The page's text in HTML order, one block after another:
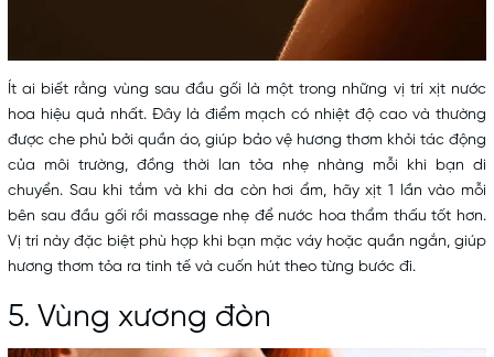
Ít ai biết rằng vùng sau đầu gối là một trong những vị trí xịt nước
hoa hiệu quả nhất. Đây là điểm mạch có nhiệt độ cao và thường
được che phủ bởi quần áo, giúp bảo vệ hương thơm khỏi tác động
của môi trường, đồng thời lan tỏa nhẹ nhàng mỗi khi bạn di
chuyển. Sau khi tắm và khi da còn hơi ẩm, hãy xịt 1 lần vào mỗi
bên sau đầu gối rồi massage nhẹ để nước hoa thẩm thấu tốt hơn.
Vị trí này đặc biệt phù hợp khi bạn mặc váy hoặc quần ngắn, giúp
hương thơm tỏa ra tinh tế và cuốn hút theo từng bước đi.
5. Vùng xương đòn